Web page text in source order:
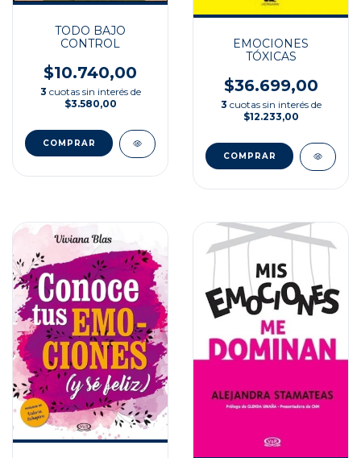
TODO BAJO
CONTROL
$10.740,00
3 cuotas sin interés de
$3.580,00
EMOCIONES
TÓXICAS
$36.699,00
3 cuotas sin interés de
$12.233,00